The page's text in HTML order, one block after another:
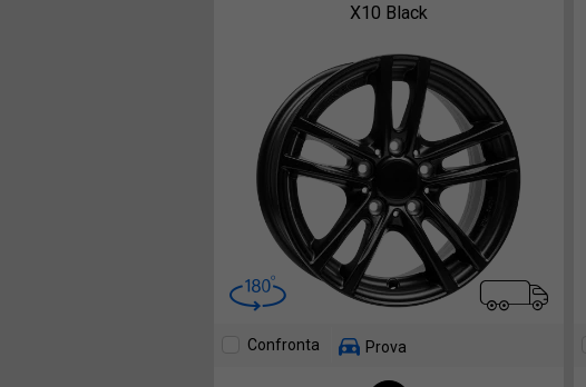
X10 Black
Confronta Prova